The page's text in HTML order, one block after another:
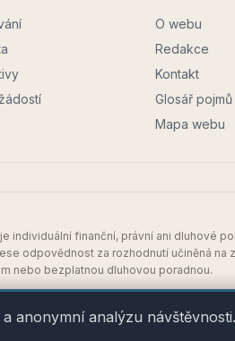
O webu
Redakce
Kontakt
Glosář pojmů
Mapa webu
individuální finanční, právní ani dluhové
odpovědnost za rozhodnutí učiněná
nebo bezplatnou dluhovou poradnou.
32, 747 21 Kravaře
anonymní analýzu